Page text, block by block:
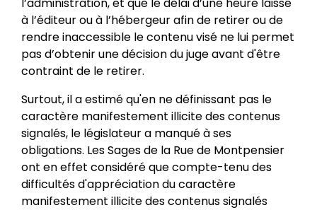
à l’éditeur ou à l’hébergeur afin de retirer ou de
rendre inaccessible le contenu visé ne lui permet
pas d’obtenir une décision du juge avant d'être
contraint de le retirer.
Surtout, il a estimé qu'en ne définissant pas le
caractère manifestement illicite des contenus
signalés, le législateur a manqué à ses
obligations. Les Sages de la Rue de Montpensier
ont en effet considéré que compte-tenu des
difficultés d'appréciation du caractère
manifestement illicite des contenus signalés